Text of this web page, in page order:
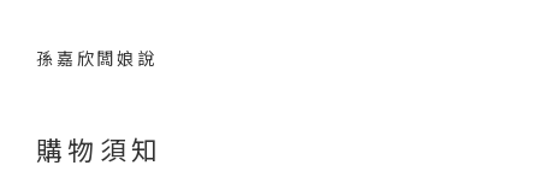
孫嘉欣闆娘說
購物須知